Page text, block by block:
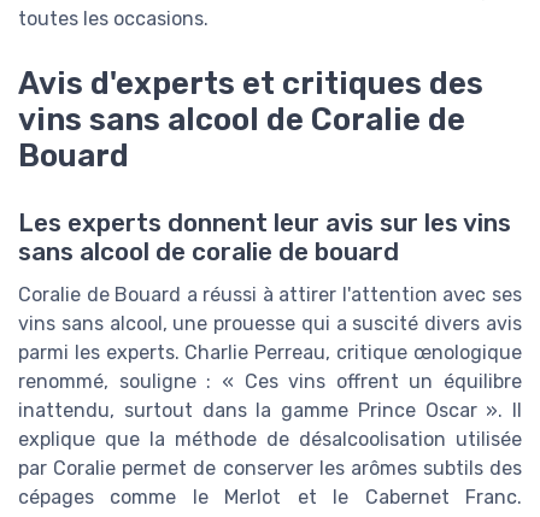
toutes les occasions.
Avis d'experts et critiques des
vins sans alcool de Coralie de
Bouard
Les experts donnent leur avis sur les vins
sans alcool de coralie de bouard
Coralie de Bouard a réussi à attirer l'attention avec ses
vins sans alcool, une prouesse qui a suscité divers avis
parmi les experts. Charlie Perreau, critique œnologique
renommé, souligne : « Ces vins offrent un équilibre
inattendu, surtout dans la gamme Prince Oscar ». Il
explique que la méthode de désalcoolisation utilisée
par Coralie permet de conserver les arômes subtils des
cépages comme le Merlot et le Cabernet Franc.